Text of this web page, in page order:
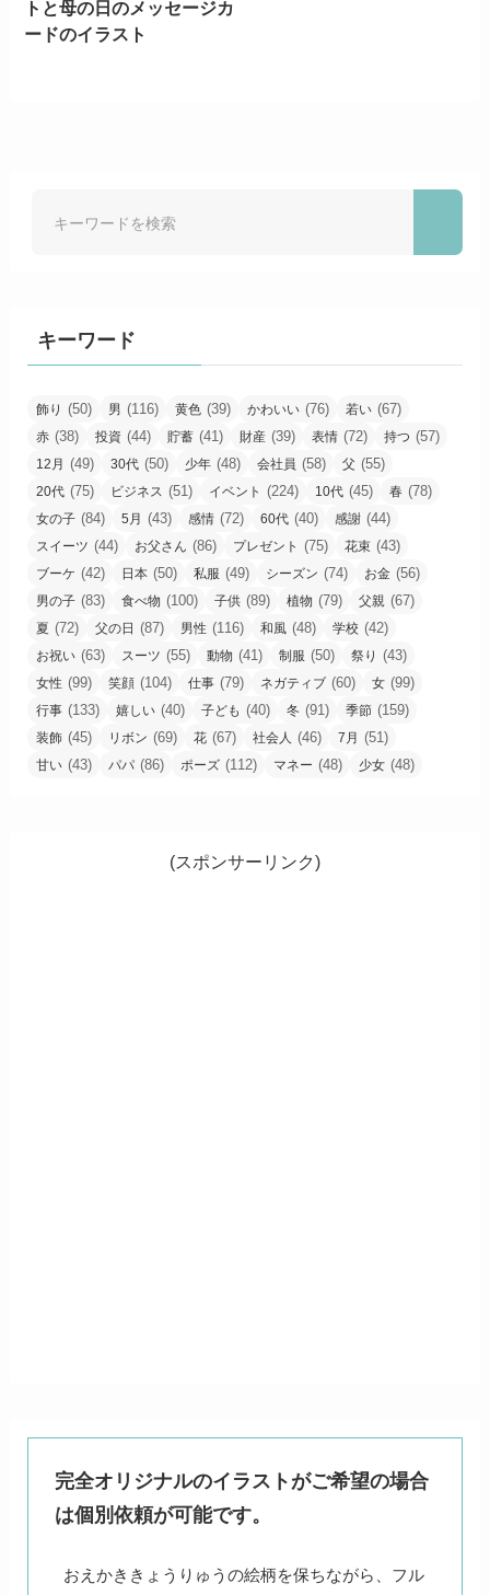
トと母の日のメッセージカ
ードのイラスト
キーワード
飾り (50) 男 (116) 黄色 (39) かわいい (76) 若い (67)
赤 (38) 投資 (44) 貯蓄 (41) 財産 (39) 表情 (72) 持つ (57)
12月 (49) 30代 (50) 少年 (48) 会社員 (58) 父 (55)
20代 (75) ビジネス (51) イベント (224) 10代 (45) 春 (78)
女の子 (84) 5月 (43) 感情 (72) 60代 (40) 感謝 (44)
スイーツ (44) お父さん (86) プレゼント (75) 花束 (43)
ブーケ (42) 日本 (50) 私服 (49) シーズン (74) お金 (56)
男の子 (83) 食べ物 (100) 子供 (89) 植物 (79) 父親 (67)
夏 (72) 父の日 (87) 男性 (116) 和風 (48) 学校 (42)
お祝い (63) スーツ (55) 動物 (41) 制服 (50) 祭り (43)
女性 (99) 笑顔 (104) 仕事 (79) ネガティブ (60) 女 (99)
行事 (133) 嬉しい (40) 子ども (40) 冬 (91) 季節 (159)
装飾 (45) リボン (69) 花 (67) 社会人 (46) 7月 (51)
甘い (43) パパ (86) ポーズ (112) マネー (48) 少女 (48)
(スポンサーリンク)
完全オリジナルのイラストがご希望の場合
は個別依頼が可能です。
おえかききょうりゅうの絵柄を保ちながら、フル